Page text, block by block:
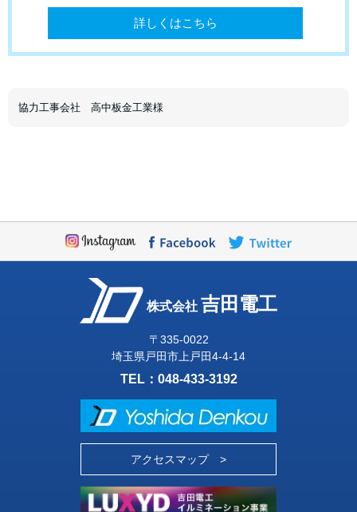
詳しくはこちら
協力工事会社 高中板金工業様
株式会社 吉田電工
〒335-0022
埼玉県戸田市上戸田4-4-14
TEL： 048-433-3192
アクセスマップ >